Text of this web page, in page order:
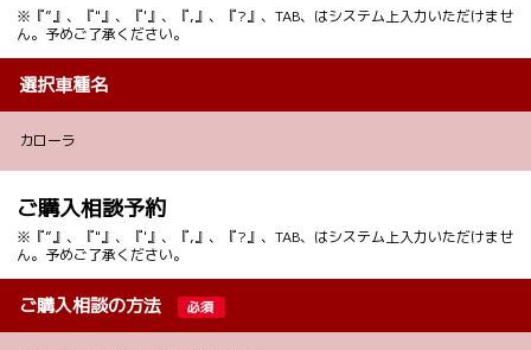
※『”』、『"』、『'』、『,』、『?』、TAB、はシステム上入力いただけませ
ん。予めご了承ください。
選択車種名
カローラ
ご購入相談予約
※『”』、『"』、『'』、『,』、『?』、TAB、はシステム上入力いただけませ
ん。予めご了承ください。
ご購入相談の方法 必須